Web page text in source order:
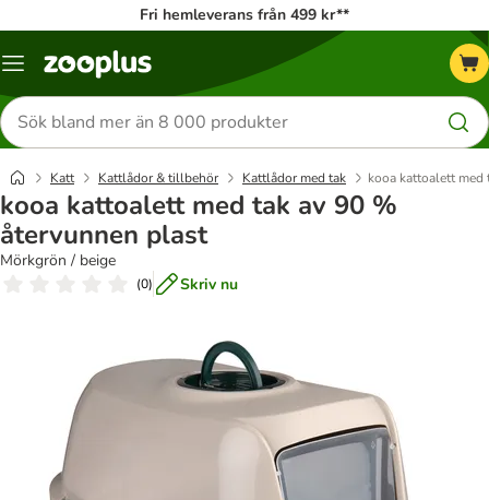
Fri hemleverans från 499 kr**
Katalogmeny
Sök
efter
produkter
Katt Kattlådor & tillbehör Kattlådor med tak kooa kattoalett med
kooa kattoalett med tak av 90 %
återvunnen plast
Mörkgrön / beige
(0) Skriv nu